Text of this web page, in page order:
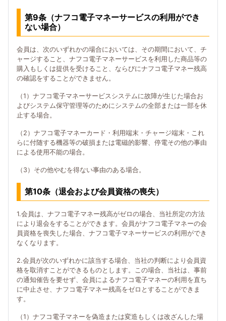
第9条（ナフコ電子マネーサービスの利用ができ
ない場合）
会員は、次のいずれかの場合においては、その期間において、チ
ャージすること、ナフコ電子マネーサービスを利用した商品等の
購入もしくは提供を受けること、ならびにナフコ電子マネー残高
の確認をすることができません。
（1）ナフコ電子マネーサービスシステムに故障が生じた場合お
よびシステム保守管理等のためにシステムの全部または一部を休
止する場合。
（2）ナフコ電子マネーカード・利用端末・チャージ端末・これ
らに付随する機器等の破損または電磁的影響、停電その他の事由
による使用不能の場合。
（3）その他やむを得ない事由のある場合。
第10条（退会および会員資格の喪失）
1.会員は、ナフコ電子マネー残高がゼロの場合、当社所定の方法
により退会をすることができます。会員がナフコ電子マネーの会
員資格を喪失した場合、ナフコ電子マネーサービスの利用ができ
なくなります。
2.会員が次のいずれかに該当する場合、当社の判断により会員資
格を取消すことができるものとします。この場合、当社は、事前
の通知催告を要せず、会員によるナフコ電子マネーの利用を直ち
に中止させ、ナフコ電子マネー残高をゼロとすることができま
す。
（1）ナフコ電子マネーを偽造または変造もしくは改ざんした場